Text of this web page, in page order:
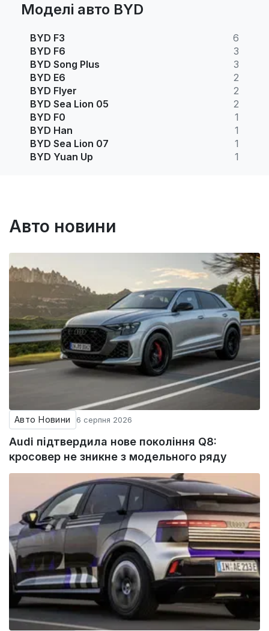
Моделі авто BYD
BYD F3
6
BYD F6
3
BYD Song Plus
3
BYD E6
2
BYD Flyer
2
BYD Sea Lion 05
2
BYD F0
1
BYD Han
1
BYD Sea Lion 07
1
BYD Yuan Up
1
Авто новини
Авто Новини 6 серпня 2026
Audi підтвердила нове покоління Q8:
кросовер не зникне з модельного ряду